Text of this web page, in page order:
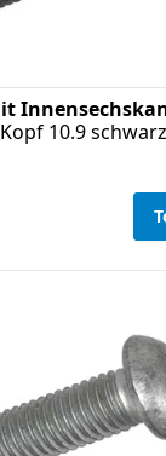
10.9 schwarz